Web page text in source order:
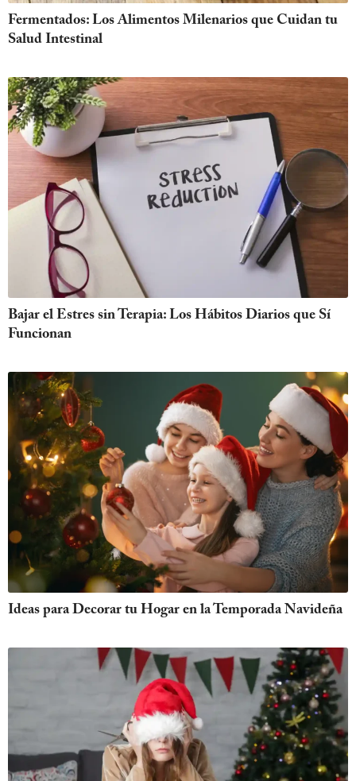
Fermentados: Los Alimentos Milenarios que Cuidan tu
Salud Intestinal
Bajar el Estres sin Terapia: Los Hábitos Diarios que Sí
Funcionan
Ideas para Decorar tu Hogar en la Temporada Navideña